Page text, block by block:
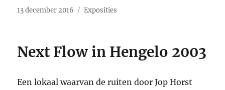
Geplaatst
13 december 2016 Categorieën
Exposities
Next Flow in Hengelo 2003
Een lokaal waarvan de ruiten door Jop Horst